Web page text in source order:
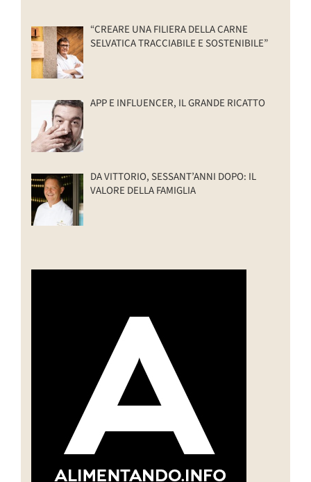
“CREARE UNA FILIERA DELLA CARNE
SELVATICA TRACCIABILE E SOSTENIBILE”
APP E INFLUENCER, IL GRANDE RICATTO
DA VITTORIO, SESSANT’ANNI DOPO: IL
VALORE DELLA FAMIGLIA